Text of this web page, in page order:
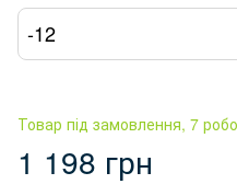
-12
Товар під замовлення, 7
1 198 грн